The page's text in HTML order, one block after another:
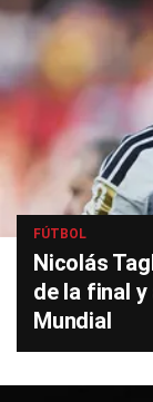
FÚTBOL
Nicolás
de la final
Mundial